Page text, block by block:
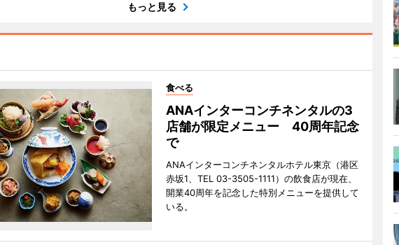
もっと見る
食べる
ANAインターコンチネンタルの3
店舗が限定メニュー 40周年記念
で
ANAインターコンチネンタルホテル東京（港区
赤坂1、TEL 03-3505-1111）の飲食店が現在、
開業40周年を記念した特別メニューを提供して
いる。